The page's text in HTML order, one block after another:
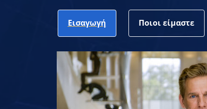
Εισαγωγή Ποιοι είμαστε